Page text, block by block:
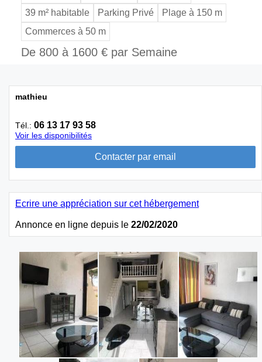
39 m² habitable
Parking Privé
Plage à 150 m
Commerces à 50 m
De 800 à 1600 € par Semaine
mathieu
Tél.: 06 13 17 93 58
Voir les disponibilités
Ecrire une appréciation sur cet hébergement
Annonce en ligne depuis le 22/02/2020